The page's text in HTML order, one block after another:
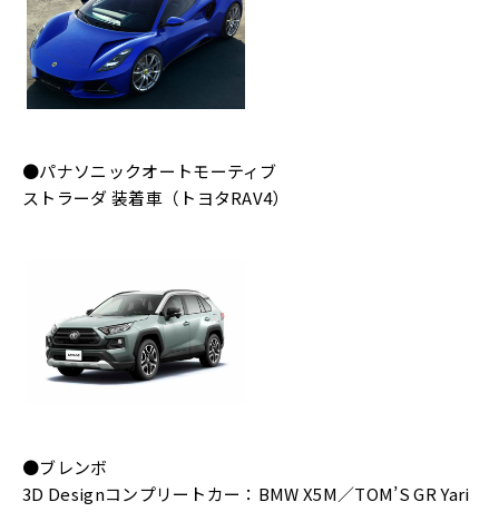
●パナソニックオートモーティブ
ストラーダ 装着車（トヨタRAV4）
●ブレンボ
3D Designコンプリートカー：BMW X5M／TOM’S GR Yari